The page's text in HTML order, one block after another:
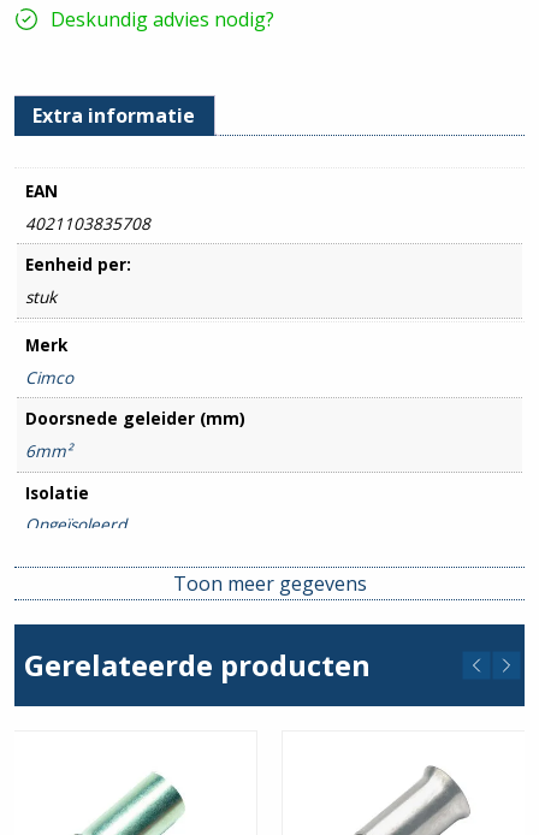
Deskundig advies nodig?
Extra informatie
EAN
4021103835708
Eenheid per:
stuk
Merk
Cimco
Doorsnede geleider (mm)
6mm²
Isolatie
Ongeïsoleerd
Toon meer gegevens
Gerelateerde producten